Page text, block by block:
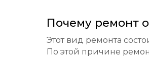
Почему ремонт
Этот вид ремонта
По этой причине